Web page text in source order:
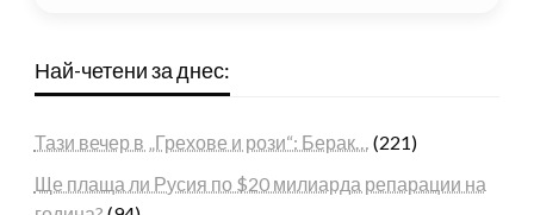
Най-четени за днес:
Тази вечер в „Грехове и рози“: Берак… (221)
Ще плаща ли Русия по $20 милиарда репарации на